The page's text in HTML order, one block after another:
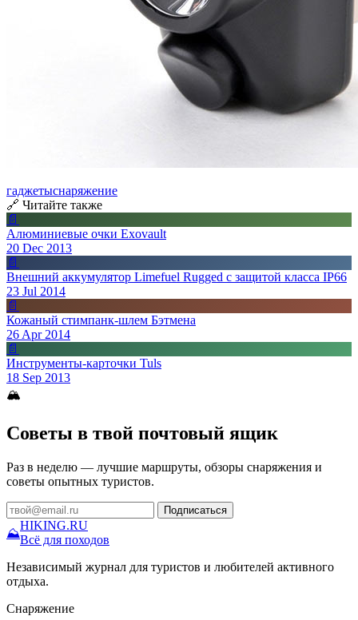
гаджетыснаряжение
🔗 Читайте также
📄
Алюминиевые очки Exovault
20 Dec 2013
📄
Внешний аккумулятор Limefuel Rugged с защитой класса IP66
23 Jul 2014
📄
Кожаный стимпанк-шлем Бэтмена
26 Apr 2014
📄
Инструменты-карточки Tuls
18 Sep 2013
🏔
Советы в твой почтовый ящик
Раз в неделю — лучшие маршруты, обзоры снаряжения и
советы опытных туристов.
Подписаться
⛰
HIKING.RU
Всё для походов
Независимый журнал для туристов и любителей активного
отдыха.
Снаряжение